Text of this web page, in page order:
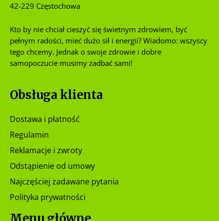
42-229 Częstochowa
Kto by nie chciał cieszyć się świetnym zdrowiem, być
pełnym radości, mieć dużo sił i energii? Wiadomo: wszyscy
tego chcemy. Jednak o swoje zdrowie i dobre
samopoczucie musimy zadbać sami!
Obsługa klienta
Dostawa i płatność
Regulamin
Reklamacje i zwroty
Odstąpienie od umowy
Najczęściej zadawane pytania
Polityka prywatności